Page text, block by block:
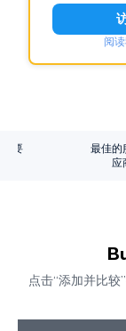
阅
概要
最佳的
应
点击“添加并比